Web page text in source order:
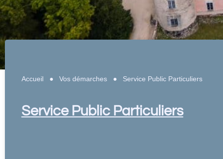
Accueil ● Vos démarches● Service Public Particuliers
Service Public Particuliers